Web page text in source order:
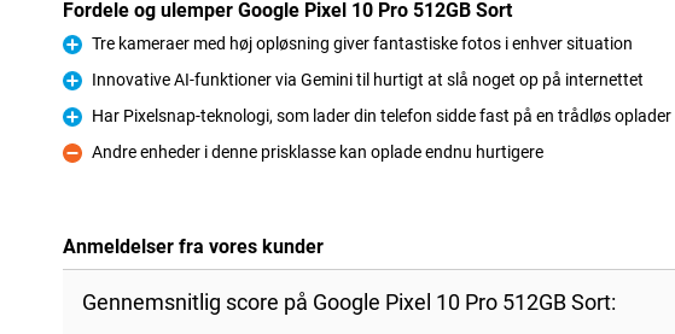
Fordele og ulemper Google Pixel 10 Pro 512GB Sort
Fordele
Tre kameraer med høj opløsning giver fantastiske fotos i enhver situation
Fordele
Innovative AI-funktioner via Gemini til hurtigt at slå noget op på internettet
Fordele
Har Pixelsnap-teknologi, som lader din telefon sidde fast på en trådløs oplader
Ulemper
Andre enheder i denne prisklasse kan oplade endnu hurtigere
Anmeldelser fra vores kunder
Gennemsnitlig score på Google Pixel 10 Pro 512GB Sort: